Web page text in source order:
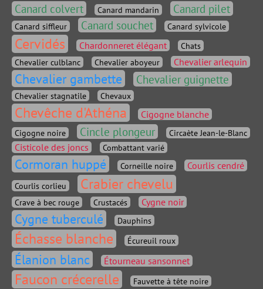
Canard colvert Canard mandarin Canard pilet
Canard siffleur Canard souchet Canard sylvicole
Cervidés Chardonneret élégant
Chats
Chevalier culblanc
Chevalier aboyeur Chevalier arlequin
Chevalier gambette Chevalier guignette
Chevalier stagnatile Chevaux
Chevêche d'Athéna Cigogne blanche
Cigogne noire Cincle plongeur Circaète Jean-le-Blanc
Cisticole des joncs Combattant varié
Cormoran huppé Corneille noire Courlis cendré
Courlis corlieu Crabier chevelu
Crave à bec rouge Crustacés Cygne noir
Cygne tuberculé Dauphins
Échasse blanche Écureuil roux
Élanion blanc Étourneau sansonnet
Faucon crécerelle
Fauvette à tête noire